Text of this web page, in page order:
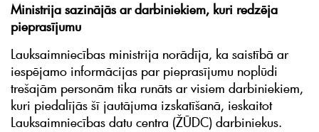
Ministrija sazinājās ar darbiniekiem, kuri redzēja
pieprasījumu
Lauksaimniecības ministrija norādīja, ka saistībā ar
iespējamo informācijas par pieprasījumu noplūdi
trešajām personām tika runāts ar visiem darbiniekiem,
kuri piedalījās šī jautājuma izskatīšanā, ieskaitot
Lauksaimniecības datu centra (ŽŪDC) darbiniekus.